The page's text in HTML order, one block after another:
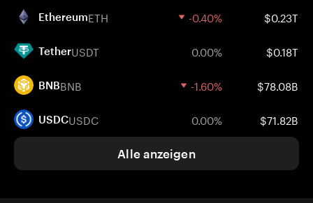
EthereumETH -0.40% $0.23T
TetherUSDT 0.00% $0.18T
BNBBNB -1.60% $78.08B
USDCUSDC 0.00% $71.82B
Alle anzeigen